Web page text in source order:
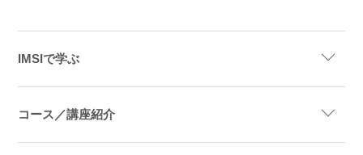
IMSIで学ぶ
コース／講座紹介